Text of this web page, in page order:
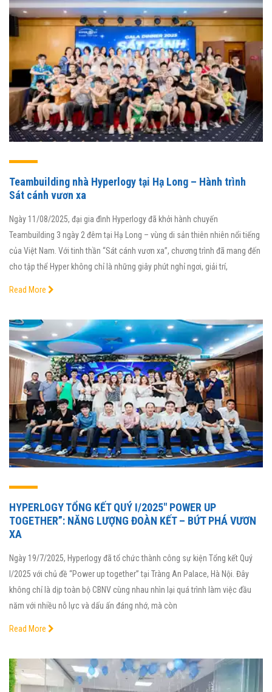
Teambuilding nhà Hyperlogy tại Hạ Long – Hành trình
Sát cánh vươn xa
Ngày 11/08/2025, đại gia đình Hyperlogy đã khởi hành chuyến
Teambuilding 3 ngày 2 đêm tại Hạ Long – vùng di sản thiên nhiên nổi tiếng
của Việt Nam. Với tinh thần “Sát cánh vươn xa”, chương trình đã mang đến
cho tập thể Hyper không chỉ là những giây phút nghỉ ngơi, giải trí,
Read More
HYPERLOGY TỔNG KẾT QUÝ I/2025″ POWER UP
TOGETHER”: NĂNG LƯỢNG ĐOÀN KẾT – BỨT PHÁ VƯƠN
XA
Ngày 19/7/2025, Hyperlogy đã tổ chức thành công sự kiện Tổng kết Quý
I/2025 với chủ đề “Power up together” tại Tràng An Palace, Hà Nội. Đây
không chỉ là dịp toàn bộ CBNV cùng nhau nhìn lại quá trình làm việc đầu
năm với nhiều nỗ lực và dấu ấn đáng nhớ, mà còn
Read More